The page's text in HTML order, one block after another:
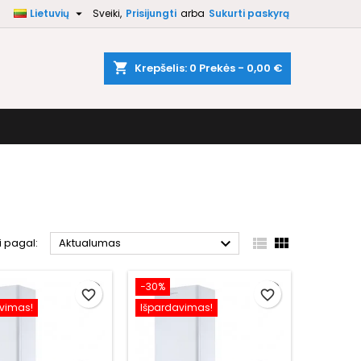
Sveiki, Prisijungti arba Sukurti paskyrą
Lietuvių 
shopping_cart Krepšelis: 0 Prekės - 0,00 €
pagal: Aktualumas   
favorite_border
−30%
Išpardavimas!
favorite_border